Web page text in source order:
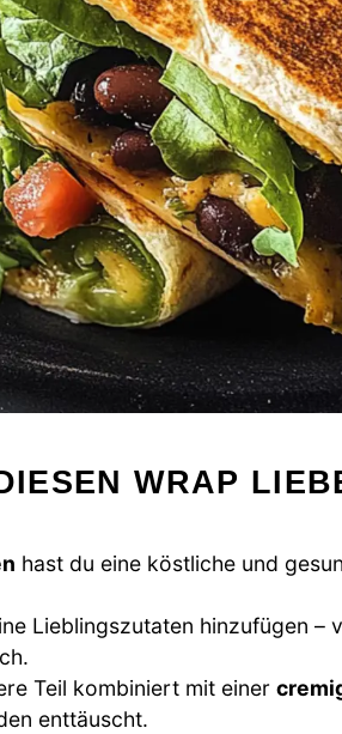
WRAP
hast du eine köstliche und
Lieblingszutaten hinzufügen –
Teil kombiniert mit einer
enttäuscht.